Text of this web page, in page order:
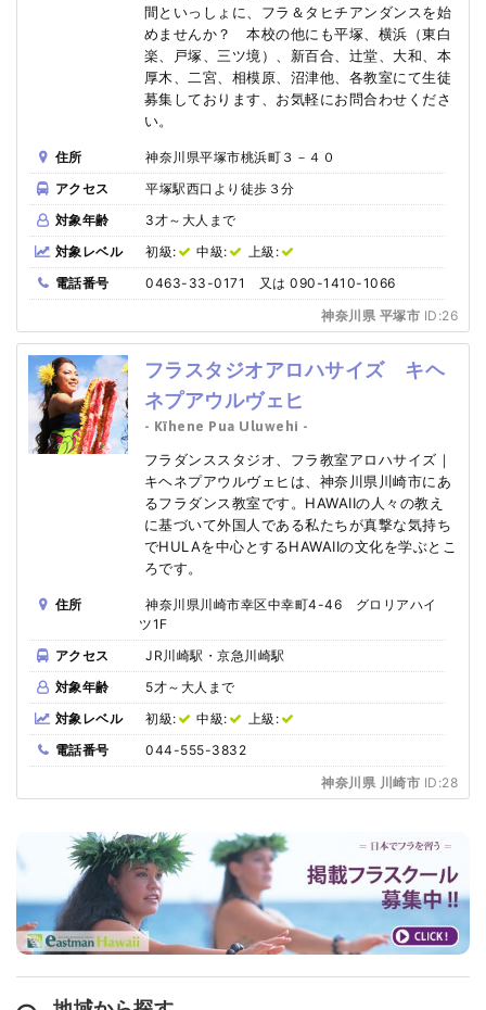
間といっしょに、フラ＆タヒチアンダンスを始
めませんか？ 本校の他にも平塚、横浜（東白
楽、戸塚、三ツ境）、新百合、辻堂、大和、本
厚木、二宮、相模原、沼津他、各教室にて生徒
募集しております、お気軽にお問合わせくださ
い。
住所
神奈川県平塚市桃浜町３－４０
アクセス
平塚駅西口より徒歩３分
対象年齢
3才～大人まで
対象レベル
初級: 中級:
上級:
電話番号
0463-33-0171 又は 090-1410-1066
神奈川県 平塚市 ID:26
フラスタジオアロハサイズ キヘ
ネプアウルヴェヒ
- Kïhene Pua Uluwehi -
フラダンススタジオ、フラ教室アロハサイズ｜
キヘネプアウルヴェヒは、神奈川県川崎市にあ
るフラダンス教室です。HAWAIIの人々の教え
に基づいて外国人である私たちが真撃な気持ち
でHULAを中心とするHAWAIIの文化を学ぶとこ
ろです。
住所
神奈川県川崎市幸区中幸町4-46 グロリアハイ
ツ1F
アクセス
JR川崎駅・京急川崎駅
対象年齢
5才～大人まで
対象レベル
初級: 中級:
上級:
電話番号
044-555-3832
神奈川県 川崎市 ID:28